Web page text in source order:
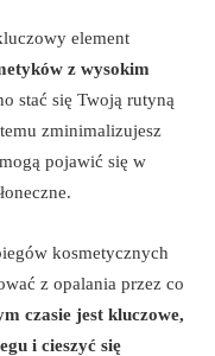
element
z wysokim
stać się Twoją rutyną
zminimalizujesz
pojawić się w
kosmetycznych
z opalania przez co
czasie jest kluczowe,
i cieszyć się